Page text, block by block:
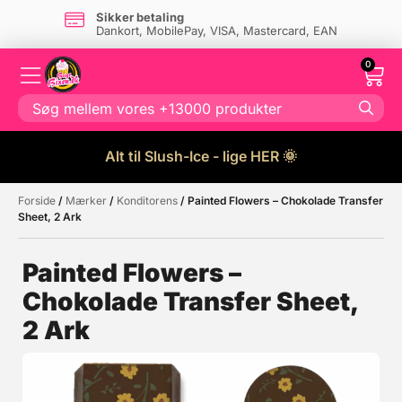
Sikker betaling
Dankort, MobilePay, VISA, Mastercard, EAN
0
Alt til Slush-Ice - lige HER 🌞
Måske kunne nogle af disse
Forside / Mærker / Konditorens / Painted Flowers – Chokolade Transfer
Sheet, 2 Ark
Painted Flowers –
Chokolade Transfer Sheet,
2 Ark